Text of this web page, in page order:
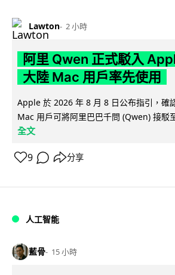
Lawton 2 小時
阿里 Qwen 正式駁入
大陸 Mac 用戶率先使用
Apple 於 2026 年 8 月 8 日公布指引，確
Mac 用戶可將阿里巴巴千問 (Qwen) 接駁
全文
9 分享
人工智能
藍骨 15 小時